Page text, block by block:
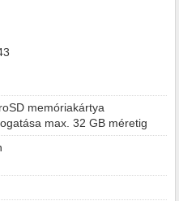
memóriakártya
max. 32 GB méretig